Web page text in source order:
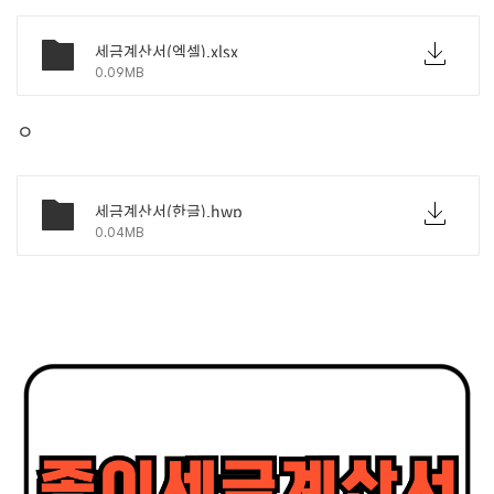
세금계산서(엑셀).xlsx
0.09MB
ㅇ
세금계산서(한글).hwp
0.04MB